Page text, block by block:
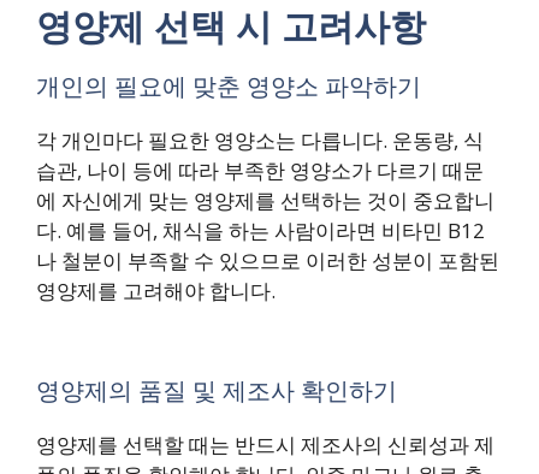
영양제 선택 시 고려사항
개인의 필요에 맞춘 영양소 파악하기
각 개인마다 필요한 영양소는 다릅니다. 운동량, 식
습관, 나이 등에 따라 부족한 영양소가 다르기 때문
에 자신에게 맞는 영양제를 선택하는 것이 중요합니
다. 예를 들어, 채식을 하는 사람이라면 비타민 B12
나 철분이 부족할 수 있으므로 이러한 성분이 포함된
영양제를 고려해야 합니다.
영양제의 품질 및 제조사 확인하기
영양제를 선택할 때는 반드시 제조사의 신뢰성과 제